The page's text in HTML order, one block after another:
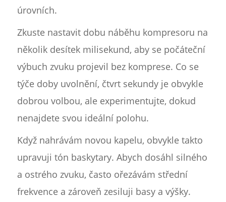
úrovních.
Zkuste nastavit dobu náběhu kompresoru na
několik desítek milisekund, aby se počáteční
výbuch zvuku projevil bez komprese. Co se
týče doby uvolnění, čtvrt sekundy je obvykle
dobrou volbou, ale experimentujte, dokud
nenajdete svou ideální polohu.
Když nahrávám novou kapelu, obvykle takto
upravuji tón baskytary. Abych dosáhl silného
a ostrého zvuku, často ořezávám střední
frekvence a zároveň zesiluji basy a výšky.